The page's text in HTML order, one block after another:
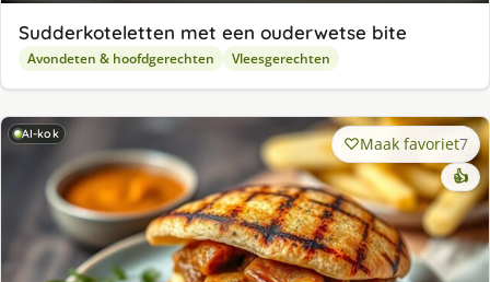
Sudderkoteletten met een ouderwetse bite
Avondeten & hoofdgerechten Vleesgerechten
AI-kok Maak favoriet7
👍